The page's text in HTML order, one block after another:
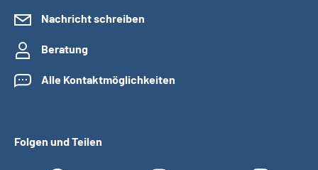
Nachricht schreiben
Beratung
Alle Kontaktmöglichkeiten
Folgen und Teilen